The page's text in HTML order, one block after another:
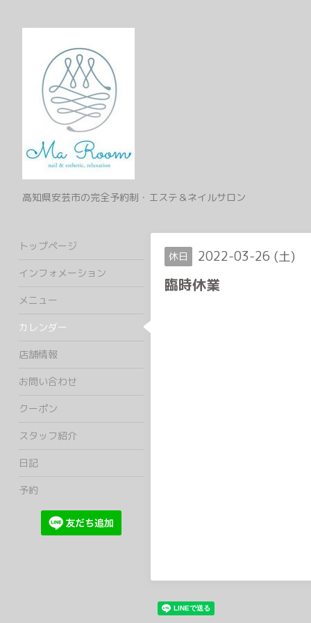
高知県安芸市の完全予約制・エステ＆ネイルサロン
休日 2022-03-26 (土)
臨時休業
トップページ
インフォメーション
メニュー
カレンダー
店舗情報
お問い合わせ
クーポン
スタッフ紹介
日記
予約